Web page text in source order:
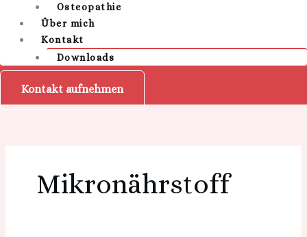
Osteopathie
Über mich
Kontakt
Downloads
Kontakt aufnehmen
Mikronährstoff